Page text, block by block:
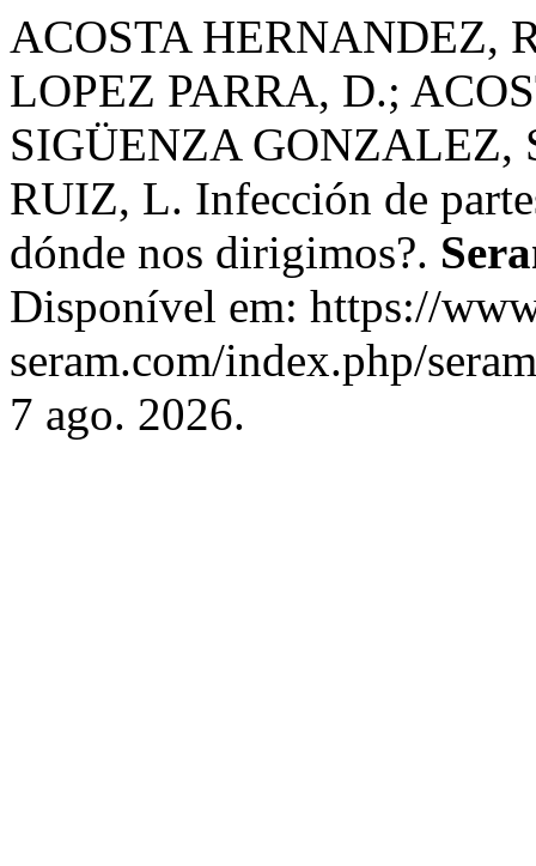
ACOSTA HERNANDEZ,
LOPEZ PARRA, D.;
SIGÜENZA GONZALEZ,
RUIZ, L. Infección de
dónde nos dirigimos?.
Disponível em: https://
seram.com/index.php/
7 ago. 2026.